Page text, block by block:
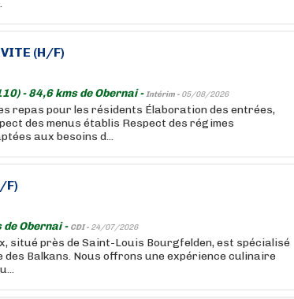
(H/F)
- 84,6 kms de Obernai -Intérim - 05/08/2026
repas pour les résidents Élaboration des entrées,
des menus établis Respect des régimes
aux besoins d...
F)
Obernai - CDI - 24/07/2026
situé près de Saint-Louis Bourgfelden, est spécialisé
des Balkans. Nous offrons une expérience culinaire